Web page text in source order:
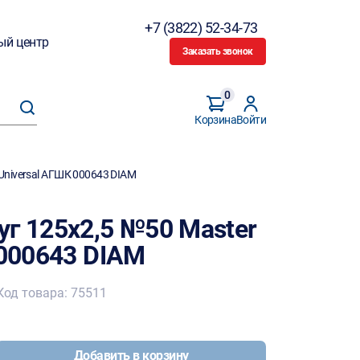
центр
+7 (3822) 52-34-73
Заказать звонок
Корзина
0
Войти
АГШК 000643 DIAM
125х2,5 №50 Master
DIAM
товара: 75511
Добавить в корзину